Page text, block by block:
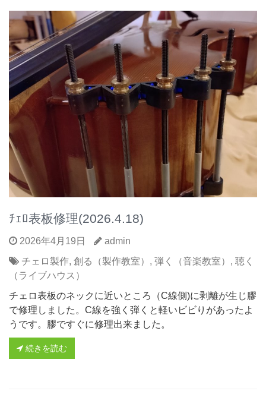
ﾁｪﾛ表板修理(2026.4.18)
2026年4月19日
admin
チェロ製作, 創る（製作教室） , 弾く（音楽教室） , 聴く
（ライブハウス）
チェロ表板のネックに近いところ（C線側)に剥離が生じ膠
で修理しました。C線を強く弾くと軽いビビりがあったよ
うです。膠ですぐに修理出来ました。
続きを読む